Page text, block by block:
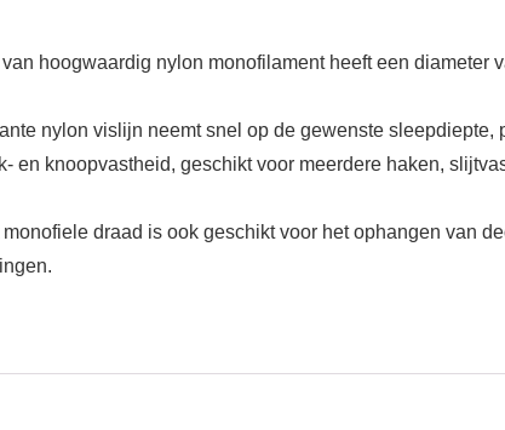
hoogwaardig nylon monofilament heeft een diameter
nylon vislijn neemt snel op de gewenste
en knoopvastheid, geschikt voor meerdere haken,
draad is ook geschikt voor het ophangen van